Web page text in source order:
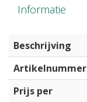
Informatie
Beschrijving
Artikelnummer
Prijs per